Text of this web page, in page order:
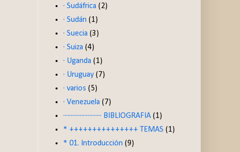
· Sudáfrica (2)
· Sudán (1)
· Suecia (3)
· Suiza (4)
· Uganda (1)
· Uruguay (7)
· varios (5)
· Venezuela (7)
························· BIBLIOGRAFIA (1)
* +++++++++++++++ TEMAS (1)
* 01. Introducción (9)